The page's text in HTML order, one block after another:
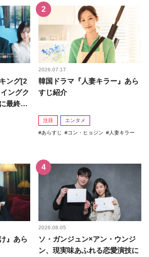
ング[2
ングク
最終
2026.07.17
韓国ドラマ『人妻キラー』あら
すじ紹介
注目 エンタメ
あらすじ コン・ヒョジン 人妻キラー
』あら
2026.08.05
ソ・ガンジュン×アン・ウンジ
ン、現実味あふれる恋愛演技に